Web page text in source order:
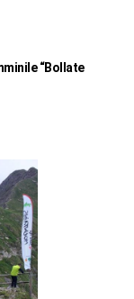
“Bollate